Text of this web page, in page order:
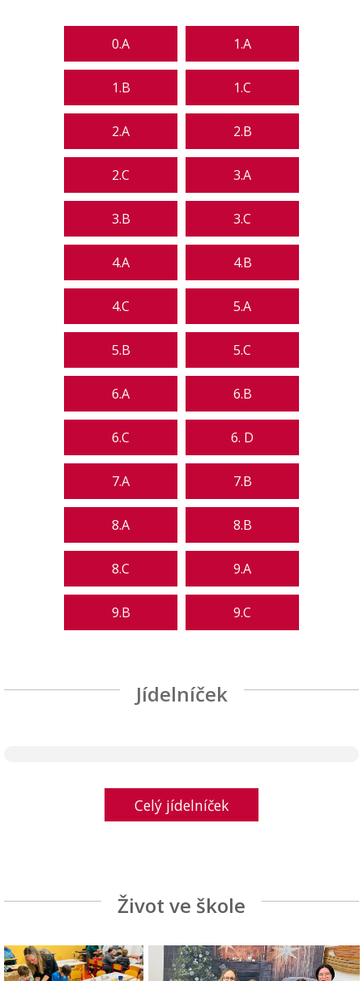
0.A 1.A
1.B 1.C
2.A 2.B
2.C 3.A
3.B 3.C
4.A 4.B
4.C 5.A
5.B 5.C
6.A 6.B
6.C 6. D
7.A 7.B
8.A 8.B
8.C 9.A
9.B 9.C
Jídelníček
Celý jídelníček
Život ve škole